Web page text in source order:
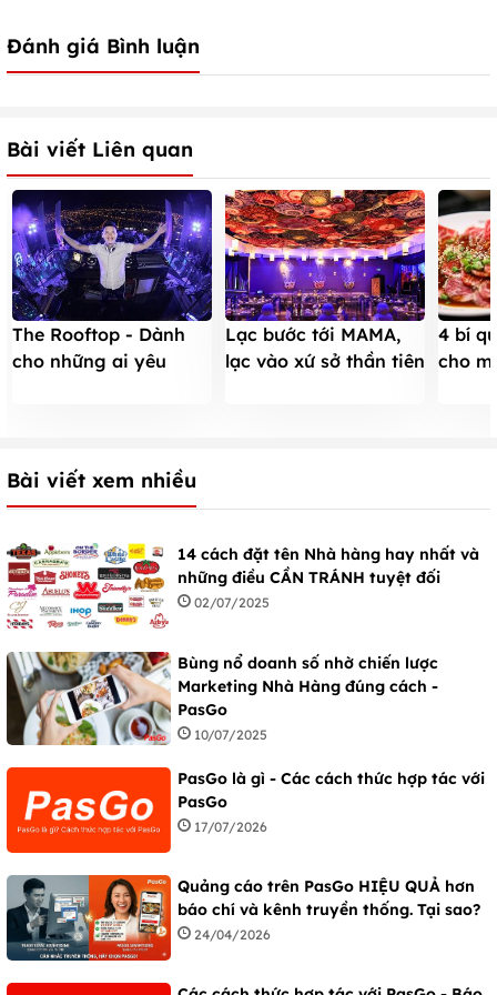
Đánh giá Bình luận
Bài viết Liên quan
The Rooftop - Dành
cho những ai yêu
Lạc bước tới MAMA,
lạc vào xứ sở thần tiên
4 bí
cho
Bài viết xem nhiều
14 cách đặt tên Nhà hàng hay nhất và
những điều CẦN TRÁNH tuyệt đối
02/07/2025
Bùng nổ doanh số nhờ chiến lược
Marketing Nhà Hàng đúng cách -
PasGo
10/07/2025
PasGo là gì - Các cách thức hợp tác với
PasGo
17/07/2026
Quảng cáo trên PasGo HIỆU QUẢ hơn
báo chí và kênh truyền thống. Tại sao?
24/04/2026